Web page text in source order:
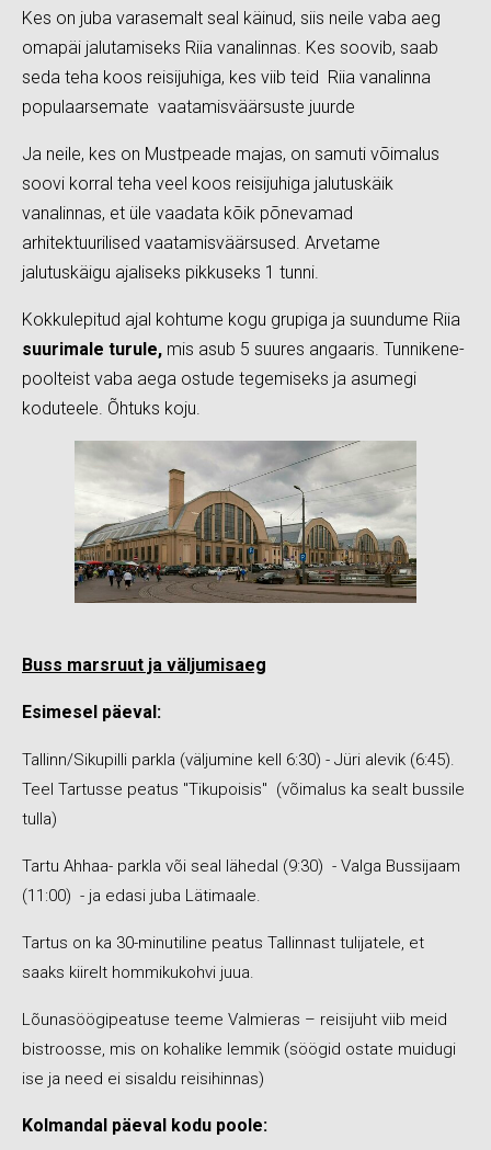
Kes on juba varasemalt seal käinud, siis neile vaba aeg
omapäi jalutamiseks Riia vanalinnas. Kes soovib, saab
seda teha koos reisijuhiga, kes viib teid Riia vanalinna
populaarsemate vaatamisväärsuste juurde
Ja neile, kes on Mustpeade majas, on samuti võimalus
soovi korral teha veel koos reisijuhiga jalutuskäik
vanalinnas, et üle vaadata kõik põnevamad
arhitektuurilised vaatamisväärsused. Arvetame
jalutuskäigu ajaliseks pikkuseks 1 tunni.
Kokkulepitud ajal kohtume kogu grupiga ja suundume Riia
suurimale turule, mis asub 5 suures angaaris. Tunnikene-
poolteist vaba aega ostude tegemiseks ja asumegi
koduteele. Õhtuks koju.
Buss marsruut ja väljumisaeg
Esimesel päeval:
Tallinn/Sikupilli parkla (väljumine kell 6:30) - Jüri alevik (6:45).
Teel Tartusse peatus "Tikupoisis" (võimalus ka sealt bussile
tulla)
Tartu Ahhaa- parkla või seal lähedal (9:30) - Valga Bussijaam
(11:00) - ja edasi juba Lätimaale.
Tartus on ka 30-minutiline peatus Tallinnast tulijatele, et
saaks kiirelt hommikukohvi juua.
Lõunasöögipeatuse teeme Valmieras – reisijuht viib meid
bistroosse, mis on kohalike lemmik (söögid ostate muidugi
ise ja need ei sisaldu reisihinnas)
Kolmandal päeval kodu poole: